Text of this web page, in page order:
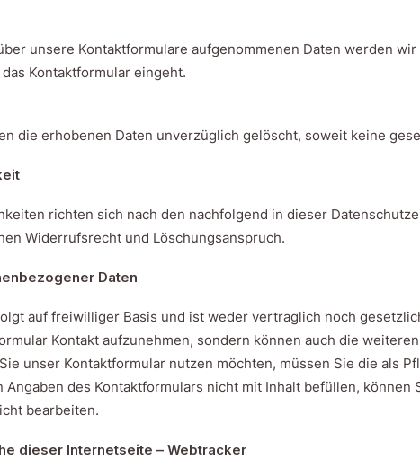
unsere Kontaktformulare aufgenommenen Daten werden
Kontaktformular eingeht.
die erhobenen Daten unverzüglich gelöscht, soweit keine
richten sich nach den nachfolgend in dieser
Widerrufsrecht und Löschungsanspruch.
Daten
auf freiwilliger Basis und ist weder vertraglich noch
Kontakt aufzunehmen, sondern können auch die
unser Kontaktformular nutzen möchten, müssen Sie die als
des Kontaktformulars nicht mit Inhalt befüllen, können
bearbeiten.
dieser Internetseite – Webtracker